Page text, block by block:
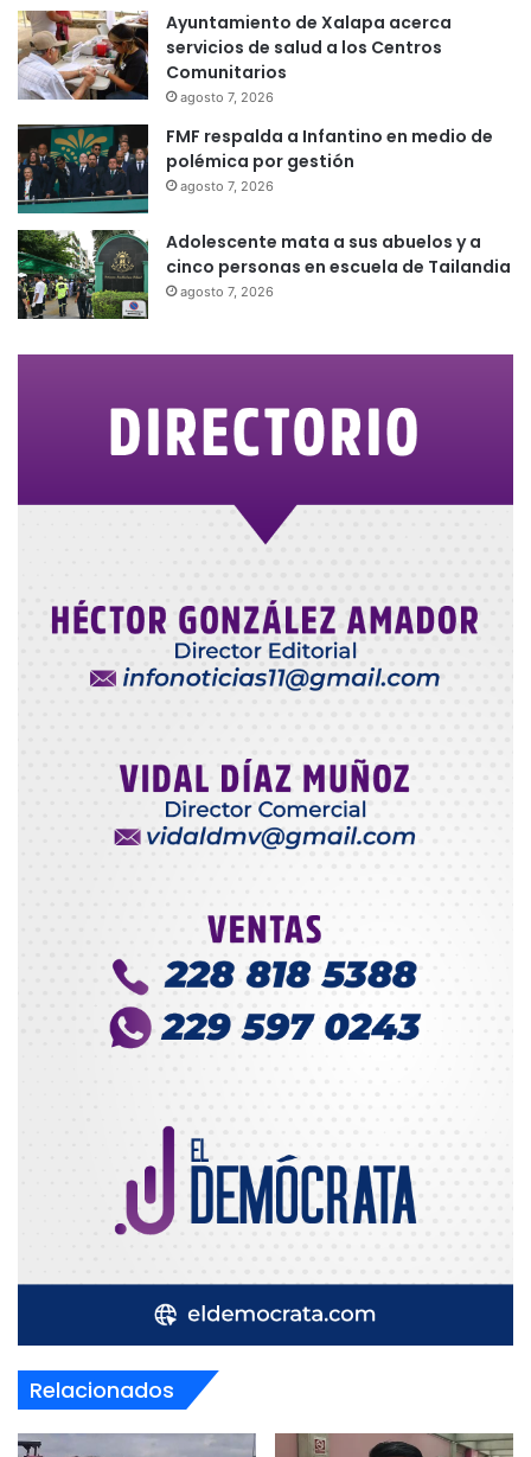
Ayuntamiento de Xalapa acerca
servicios de salud a los Centros
Comunitarios
agosto 7, 2026
FMF respalda a Infantino en medio de
polémica por gestión
agosto 7, 2026
Adolescente mata a sus abuelos y a
cinco personas en escuela de Tailandia
agosto 7, 2026
Relacionados